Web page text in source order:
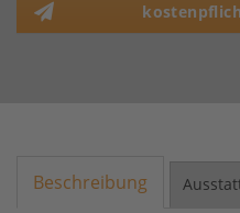
Beschreibung